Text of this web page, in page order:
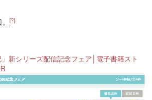
[?]
」新シリーズ配信記念フェア│電子書籍スト